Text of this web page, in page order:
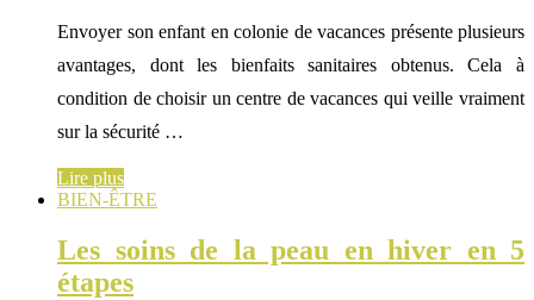
Envoyer son enfant en colonie de vacances présente plusieurs
avantages, dont les bienfaits sanitaires obtenus. Cela à
condition de choisir un centre de vacances qui veille vraiment
sur la sécurité …
Lire plus
BIEN-ÊTRE
Les soins de la peau en hiver en 5
étapes